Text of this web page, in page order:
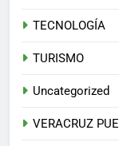
TECNOLOGÍA
TURISMO
Uncategorized
VERACRUZ